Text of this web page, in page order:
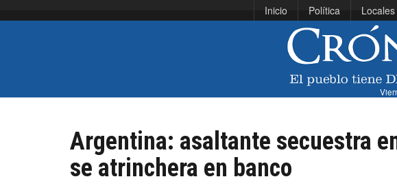
Inicio Política Locales
Argentina: asaltante secuestra
se atrinchera en banco